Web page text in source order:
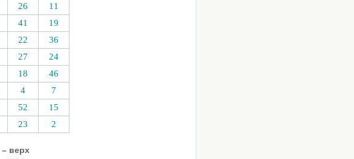
26
11
41
19
22
36
27
24
18
46
4
7
52
15
23 2
– верх